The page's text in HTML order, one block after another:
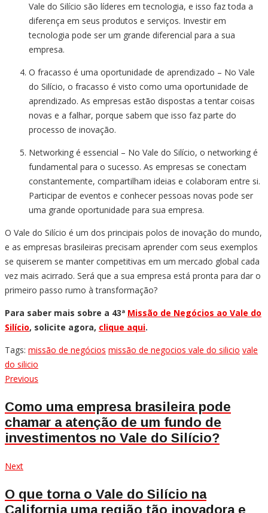
Vale do Silício são líderes em tecnologia, e isso faz toda a
diferença em seus produtos e serviços. Investir em
tecnologia pode ser um grande diferencial para a sua
empresa.
O fracasso é uma oportunidade de aprendizado – No Vale
do Silício, o fracasso é visto como uma oportunidade de
aprendizado. As empresas estão dispostas a tentar coisas
novas e a falhar, porque sabem que isso faz parte do
processo de inovação.
Networking é essencial – No Vale do Silício, o networking é
fundamental para o sucesso. As empresas se conectam
constantemente, compartilham ideias e colaboram entre si.
Participar de eventos e conhecer pessoas novas pode ser
uma grande oportunidade para sua empresa.
O Vale do Silício é um dos principais polos de inovação do mundo,
e as empresas brasileiras precisam aprender com seus exemplos
se quiserem se manter competitivas em um mercado global cada
vez mais acirrado. Será que a sua empresa está pronta para dar o
primeiro passo rumo à transformação?
Para saber mais sobre a 43ª Missão de Negócios ao Vale do
Silício, solicite agora, clique aqui.
Tags: missão de negócios missão de negocios vale do silicio vale
do silicio
Navegação
de
Post
Previous
Como uma empresa brasileira pode
chamar a atenção de um fundo de
investimentos no Vale do Silício?
NextNext
O que torna o Vale do Silício na
California uma região tão inovadora e